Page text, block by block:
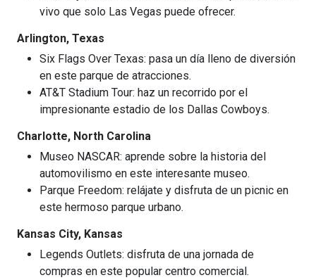
vivo que solo Las Vegas puede ofrecer.
Arlington, Texas
Six Flags Over Texas: pasa un día lleno de diversión
en este parque de atracciones.
AT&T Stadium Tour: haz un recorrido por el
impresionante estadio de los Dallas Cowboys.
Charlotte, North Carolina
Museo NASCAR: aprende sobre la historia del
automovilismo en este interesante museo.
Parque Freedom: relájate y disfruta de un picnic en
este hermoso parque urbano.
Kansas City, Kansas
Legends Outlets: disfruta de una jornada de
compras en este popular centro comercial.